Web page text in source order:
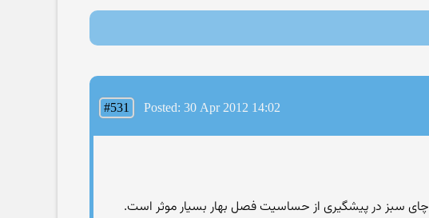
#531 Posted: 30 Apr 2012 14:02
سبز در پیشگیری از حساسیت فصل بهار بسیار موثر است.